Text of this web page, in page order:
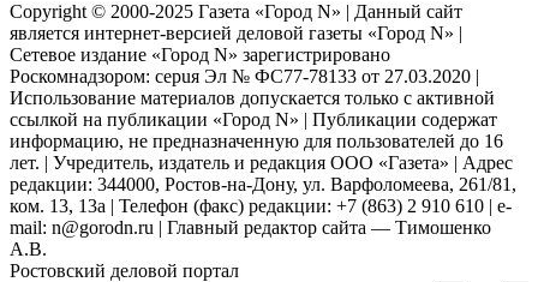
Copyright © 2000-2025 Газета «Город N» | Данный сайт
является интернет-версией деловой газеты «Город N» |
Сетевое издание «Город N» зарегистрировано
Роскомнадзором: серuя Эл № ФС77-78133 от 27.03.2020 |
Использование материалов допускается только с активной
ссылкой на публикации «Город N» | Публикации содержат
информацию, не предназначенную для пользователей до 16
лет. | Учредитель, издатель и редакция ООО «Газета» | Адрес
редакции: 344000, Ростов-на-Дону, ул. Варфоломеева, 261/81,
ком. 13, 13а | Телефон (факс) редакции: +7 (863) 2 910 610 | e-
mail: n@gorodn.ru | Главный редактор сайта — Тимошенко
А.В.
Ростовский деловой портал